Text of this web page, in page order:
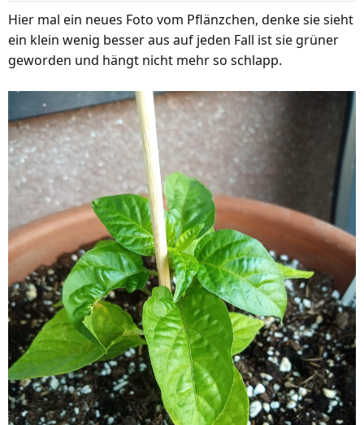
Hier mal ein neues Foto vom Pflänzchen, denke sie sieht
ein klein wenig besser aus auf jeden Fall ist sie grüner
geworden und hängt nicht mehr so schlapp.